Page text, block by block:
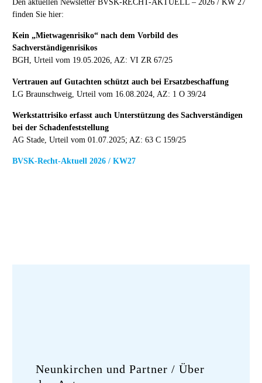
Den aktuellen Newsletter BVSK-RECHT-AKTUELL – 2026 / KW 27
finden Sie hier:
Kein „Mietwagenrisiko“ nach dem Vorbild des
Sachverständigenrisikos
BGH, Urteil vom 19.05.2026, AZ: VI ZR 67/25
Vertrauen auf Gutachten schützt auch bei Ersatzbeschaffung
LG Braunschweig, Urteil vom 16.08.2024, AZ: 1 O 39/24
Werkstattrisiko erfasst auch Unterstützung des Sachverständigen
bei der Schadenfeststellung
AG Stade, Urteil vom 01.07.2025; AZ: 63 C 159/25
BVSK-Recht-Aktuell 2026 / KW27
Neunkirchen und Partner / Über